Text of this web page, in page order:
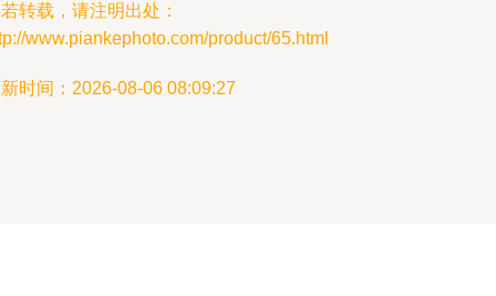
转载，请注明出处：
www.piankephoto.com/product/65.html
时间：2026-08-06 08:09:27